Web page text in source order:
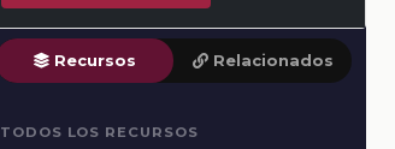
Recursos Relacionados
TODOS LOS RECURSOS